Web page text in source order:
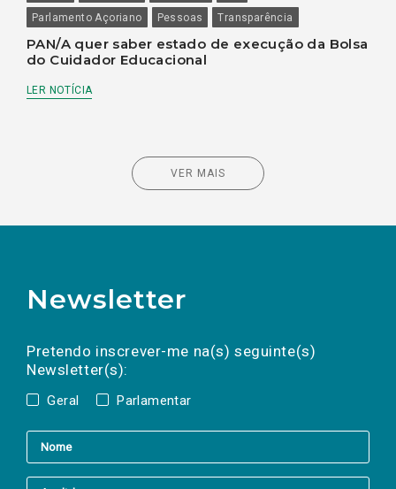
Parlamento Açoriano
Pessoas Transparência
PAN/A quer saber estado de execução da Bolsa
do Cuidador Educacional
LER NOTÍCIA
VER MAIS
Newsletter
Pretendo inscrever-me na(s) seguinte(s)
Newsletter(s):
Geral Parlamentar
a(s) newsletter(s).
mail